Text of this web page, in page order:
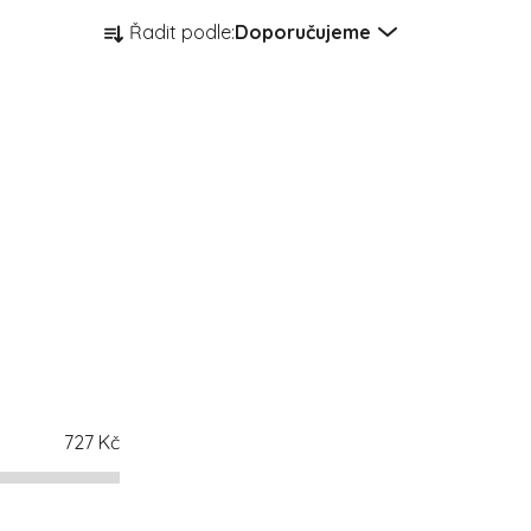
Řazení produktů
Řadit podle:Doporučujeme
727 Kč